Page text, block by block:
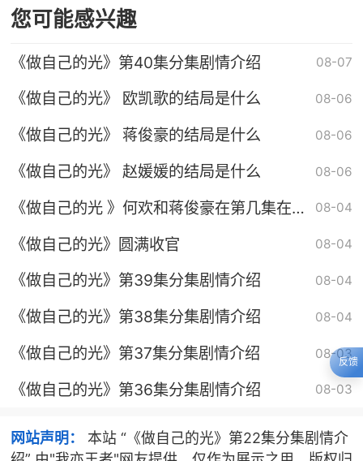
您可能感兴趣
《做自己的光》第40集分集剧情介绍 08-07
《做自己的光》 欧凯歌的结局是什么 08-06
《做自己的光》 蒋俊豪的结局是什么 08-06
《做自己的光》 赵媛媛的结局是什么 08-06
《做自己的光 》何欢和蒋俊豪在第几集在一
08-04
《做自己的光》圆满收官 08-04
《做自己的光》第39集分集剧情介绍 08-04
《做自己的光》第38集分集剧情介绍 08-04
《做自己的光》第37集分集剧情介绍 08-03
《做自己的光》第36集分集剧情介绍 08-03
网站声明：
本站 “《做自己的光》第22集分集剧情介
反馈